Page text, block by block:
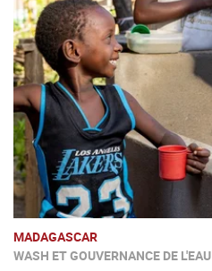
MADAGASCAR
WASH ET GOUVERNANCE DE L'EAU